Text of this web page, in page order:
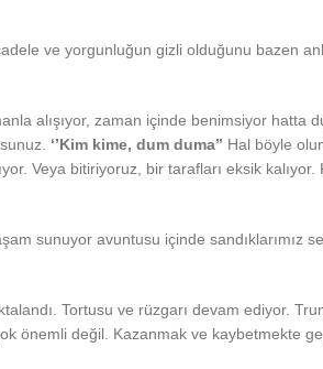
ve yorgunluğun gizli olduğunu
alışıyor, zaman içinde benimsiyor
‘’Kim kime, dum duma’’ Hal böyle
Veya bitiriyoruz, bir tarafları eksik
sunuyor avuntusu içinde sandıklarımız
Tortusu ve rüzgarı devam ediyor.
önemli değil. Kazanmak ve